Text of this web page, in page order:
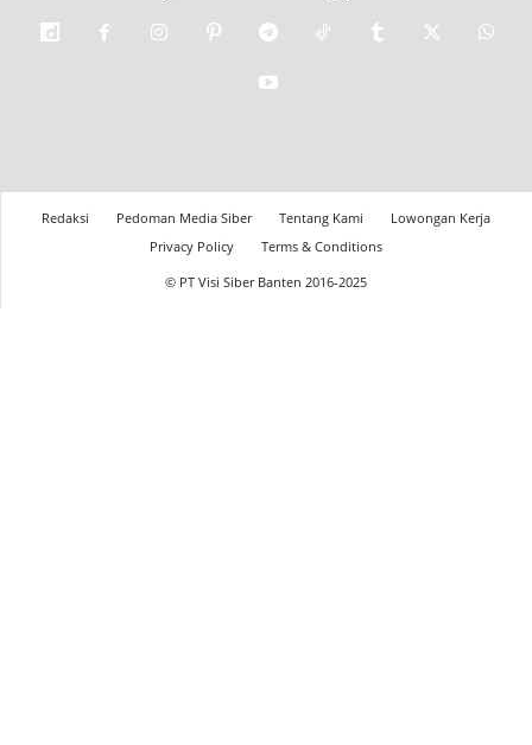
Redaksi Pedoman Media Siber Tentang Kami
Lowongan Kerja
Privacy Policy
Terms & Conditions
© PT Visi Siber Banten 2016-2025